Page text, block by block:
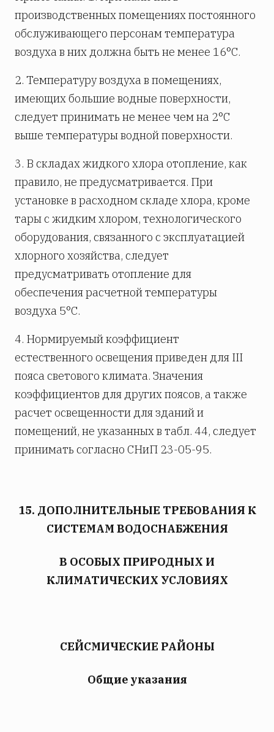
производственных помещениях постоянного
обслуживающего персонам температура
воздуха в них должна быть не менее 16°С.
2. Температуру воздуха в помещениях,
имеющих большие водные поверхности,
следует принимать не менее чем на 2°С
выше температуры водной поверхности.
3. В складах жидкого хлора отопление, как
правило, не предусматривается. При
установке в расходном складе хлора, кроме
тары с жидким хлором, технологического
оборудования, связанного с эксплуатацией
хлорного хозяйства, следует
предусматривать отопление для
обеспечения расчетной температуры
воздуха 5°С.
4. Нормируемый коэффициент
естественного освещения приведен для III
пояса светового климата. Значения
коэффициентов для других поясов, а также
расчет освещенности для зданий и
помещений, не указанных в табл. 44, следует
принимать согласно СНиП 23-05-95.
15. ДОПОЛНИТЕЛЬНЫЕ ТРЕБОВАНИЯ К
СИСТЕМАМ ВОДОСНАБЖЕНИЯ
В ОСОБЫХ ПРИРОДНЫХ И
КЛИМАТИЧЕСКИХ УСЛОВИЯХ
СЕЙСМИЧЕСКИЕ РАЙОНЫ
Общие указания